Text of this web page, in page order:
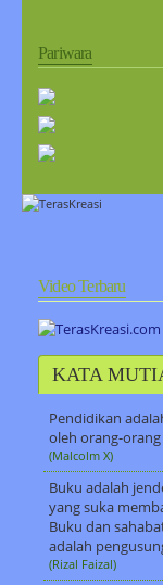
Pariwara
Video Terbaru
KATA
Pendidikan
oleh orang-
(Malcolm X)
Buku adalah
yang suka
Buku dan
adalah
(Rizal Faizal)